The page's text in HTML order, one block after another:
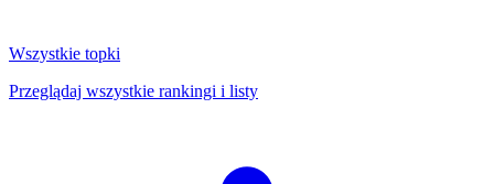
Wszystkie topki
Przeglądaj wszystkie rankingi i listy